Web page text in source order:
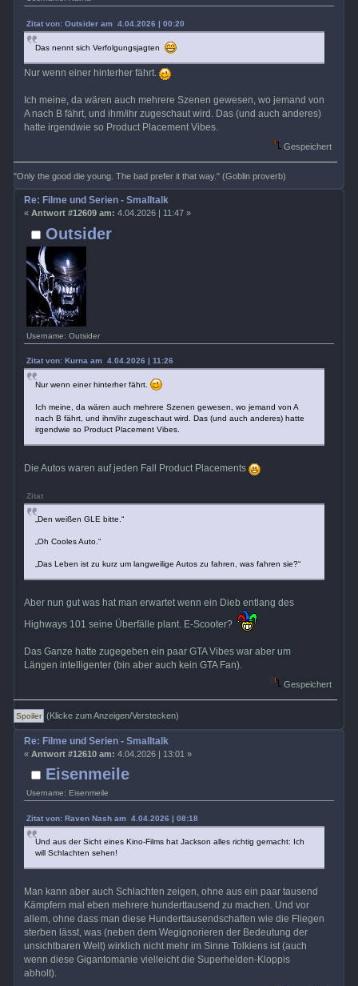
Zitat von: Outsider am 4.04.2026 | 00:20
Das nennt sich Verfolgungsjagten
Nur wenn einer hinterher fährt.
Ich meine, da wären auch mehrere Szenen gewesen, wo jemand von
A nach B fährt, und ihm/ihr zugeschaut wird. Das (und auch anderes)
hatte irgendwie so Product Placement Vibes.
Gespeichert
"Only the good die young. The bad prefer it that way." (Goblin proverb)
Outsider
Username: Outsider
Re: Filme und Serien - Smalltalk
« Antwort #12609 am: 4.04.2026 | 11:47 »
Zitat von: Kurna am 4.04.2026 | 11:26
Nur wenn einer hinterher fährt.
Ich meine, da wären auch mehrere Szenen gewesen, wo jemand von A
nach B fährt, und ihm/ihr zugeschaut wird. Das (und auch anderes) hatte
irgendwie so Product Placement Vibes.
Die Autos waren auf jeden Fall Product Placements
Zitat
„Den weißen GLE bitte.“
„Oh Cooles Auto.“
„Das Leben ist zu kurz um langweilige Autos zu fahren, was fahren sie?“
Aber nun gut was hat man erwartet wenn ein Dieb entlang des
Highways 101 seine Überfälle plant. E-Scooter?
Das Ganze hatte zugegeben ein paar GTA Vibes war aber um
Längen intelligenter (bin aber auch kein GTA Fan).
Gespeichert
(Klicke zum Anzeigen/Verstecken)
Eisenmeile
Username: Eisenmeile
Re: Filme und Serien - Smalltalk
« Antwort #12610 am: 4.04.2026 | 13:01 »
Zitat von: Raven Nash am 4.04.2026 | 08:18
Und aus der Sicht eines Kino-Films hat Jackson alles richtig gemacht: Ich
will Schlachten sehen!
Man kann aber auch Schlachten zeigen, ohne aus ein paar tausend
Kämpfern mal eben mehrere hunderttausend zu machen. Und vor
allem, ohne dass man diese Hunderttausendschaften wie die Fliegen
sterben lässt, was (neben dem Wegignorieren der Bedeutung der
unsichtbaren Welt) wirklich nicht mehr im Sinne Tolkiens ist (auch
wenn diese Gigantomanie vielleicht die Superhelden-Kloppis
abholt).